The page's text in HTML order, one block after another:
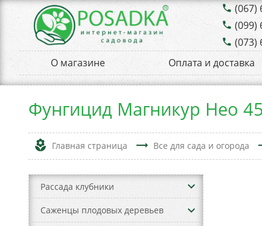
phone (067)
phone (099)
phone (073)
О магазине Оплата и доставка
Фунгицид Магникур Нео
local_florist Главная страница trending_flat Все для сада и огорода
Рассада клубники keyboard_arrow_down
Саженцы плодовых деревьев keyboard_arrow_down